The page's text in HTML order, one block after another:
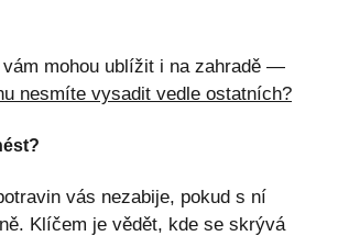
mohou ublížit i na zahradě —
nesmíte vysadit vedle ostatních?
vás nezabije, pokud s ní
Klíčem je vědět, kde se skrývá